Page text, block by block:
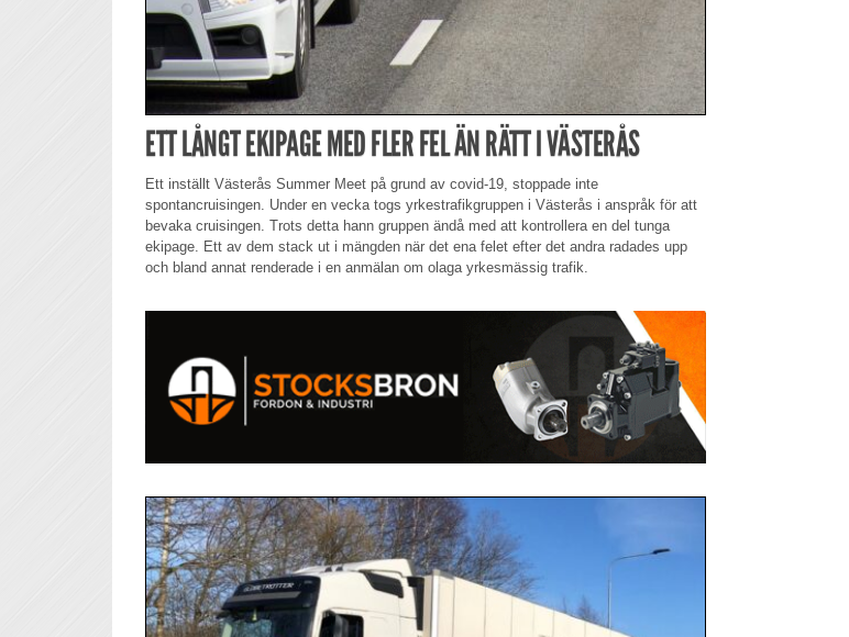
ETT LÅNGT EKIPAGE MED FLER FEL ÄN RÄTT I VÄSTERÅS
Ett inställt Västerås Summer Meet på grund av covid-19, stoppade inte
spontancruisingen. Under en vecka togs yrkestrafikgruppen i Västerås i anspråk för att
bevaka cruisingen. Trots detta hann gruppen ändå med att kontrollera en del tunga
ekipage. Ett av dem stack ut i mängden när det ena felet efter det andra radades upp
och bland annat renderade i en anmälan om olaga yrkesmässig trafik.